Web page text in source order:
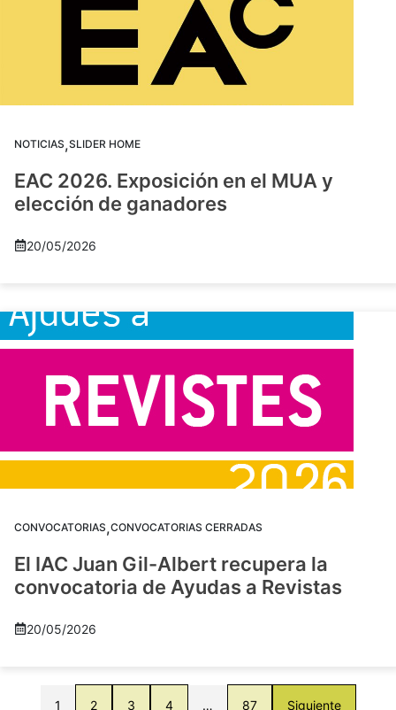
NOTICIAS,SLIDER HOME
EAC 2026. Exposición en el MUA y
elección de ganadores
20/05/2026
CONVOCATORIAS,CONVOCATORIAS CERRADAS
El IAC Juan Gil-Albert recupera la
convocatoria de Ayudas a Revistas
20/05/2026
1 2 3 4 … 87 Siguiente